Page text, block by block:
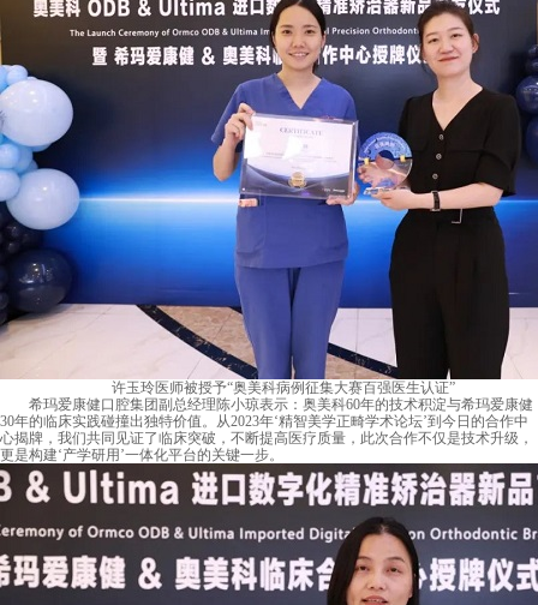
许玉玲医师被授予“奥美科病例征集大赛百强医生认证”
希玛爱康健口腔集团副总经理陈小琼表示：奥美科60年的技术积淀与希玛爱康健
30年的临床实践碰撞出独特价值。从2023年‘精智美学正畸学术论坛’到今日的合作中
心揭牌，我们共同见证了临床突破，不断提高医疗质量，此次合作不仅是技术升级，
更是构建‘产学研用’一体化平台的关键一步。